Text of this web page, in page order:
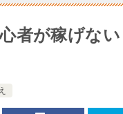
者が稼げな